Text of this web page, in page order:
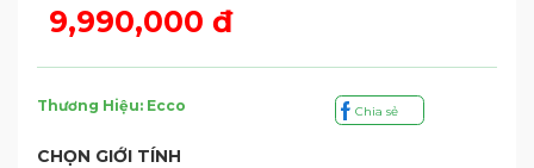
9,990,000 đ
Thương Hiệu: Ecco Chia sẻ
CHỌN GIỚI TÍNH